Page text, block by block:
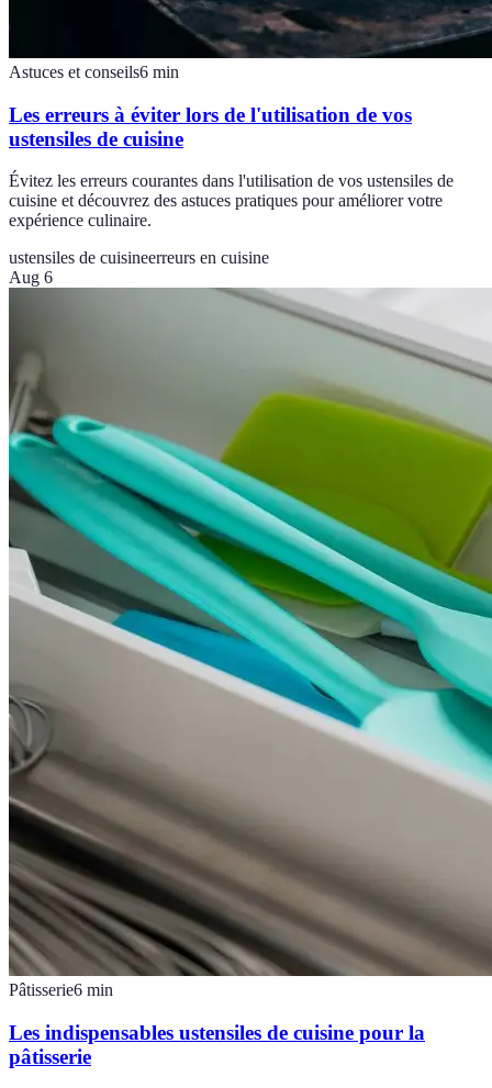
Astuces et conseils6 min
Les erreurs à éviter lors de l'utilisation de vos
ustensiles de cuisine
Évitez les erreurs courantes dans l'utilisation de vos ustensiles de
cuisine et découvrez des astuces pratiques pour améliorer votre
expérience culinaire.
ustensiles de cuisineerreurs en cuisine
Aug 6
Pâtisserie6 min
Les indispensables ustensiles de cuisine pour la
pâtisserie